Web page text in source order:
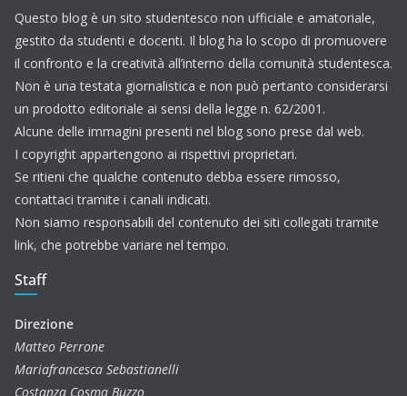
Questo blog è un sito studentesco non ufficiale e amatoriale,
gestito da studenti e docenti. Il blog ha lo scopo di promuovere
il confronto e la creatività all’interno della comunità studentesca.
Non è una testata giornalistica e non può pertanto considerarsi
un prodotto editoriale ai sensi della legge n. 62/2001.
Alcune delle immagini presenti nel blog sono prese dal web.
I copyright appartengono ai rispettivi proprietari.
Se ritieni che qualche contenuto debba essere rimosso,
contattaci tramite i canali indicati.
Non siamo responsabili del contenuto dei siti collegati tramite
link, che potrebbe variare nel tempo.
Staff
Direzione
Matteo Perrone
Mariafrancesca Sebastianelli
Costanza Cosma Buzzo